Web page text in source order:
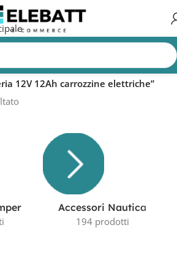
12V 12Ah carrozzine elettriche”
Accessori Nautica
194 prodotti